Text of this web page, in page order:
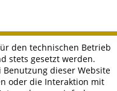
den technischen Betrieb
stets gesetzt werden.
Benutzung dieser Website
oder die Interaktion mit